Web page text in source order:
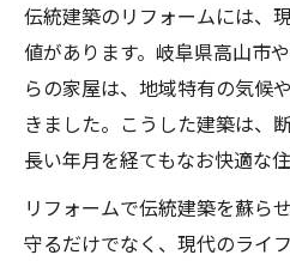
リフォームで理想
リフォーム選びで重視
地域密着型リフォ
岐阜県の特色を生
地元リフォーム会
高山市周辺で信頼
伝統建築のリフォームには、
値があります。岐阜県高山市
らの家屋は、地域特有の気候
きました。こうした建築は、
長い年月を経てもなお快適な
リフォームで伝統建築を蘇ら
守るだけでなく、現代のライ